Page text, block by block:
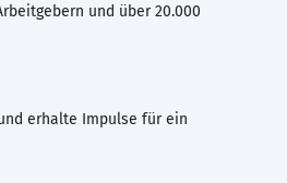
und über 20.000
erhalte Impulse für ein